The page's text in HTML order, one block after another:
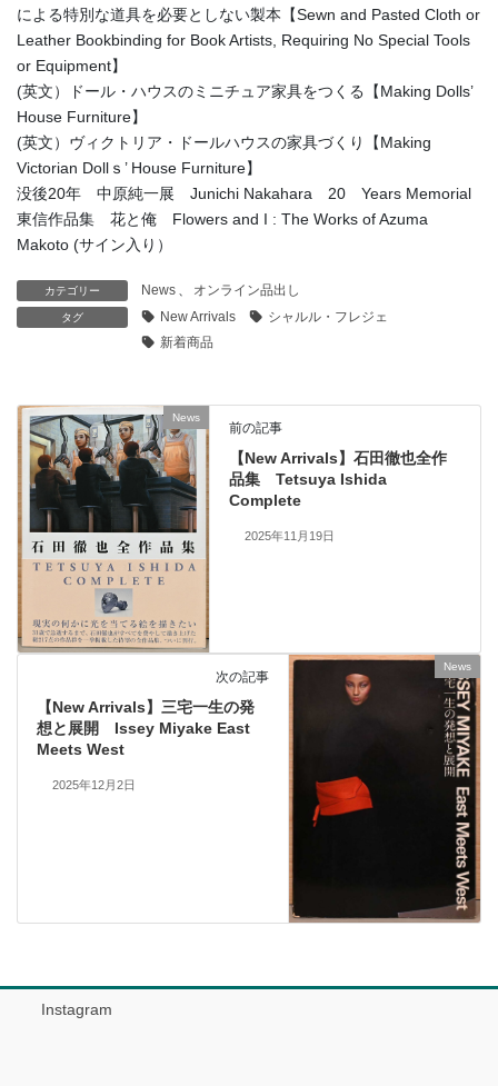
による特別な道具を必要としない製本【Sewn and Pasted Cloth or
Leather Bookbinding for Book Artists, Requiring No Special Tools
or Equipment】
(英文）ドール・ハウスのミニチュア家具をつくる【Making Dolls’
House Furniture】
(英文）ヴィクトリア・ドールハウスの家具づくり【Making
Victorian Dollｓ’ House Furniture】
没後20年 中原純一展 Junichi Nakahara 20 Years Memorial
東信作品集 花と俺 Flowers and I : The Works of Azuma
Makoto (サイン入り）
カテゴリー News 、 オンライン品出し
タグ New Arrivals
シャルル・フレジェ
新着商品
News
前の記事
【New Arrivals】石田徹也全作
品集 Tetsuya Ishida
Complete
2025年11月19日
News
次の記事
【New Arrivals】三宅一生の発
想と展開 Issey Miyake East
Meets West
2025年12月2日
Instagram